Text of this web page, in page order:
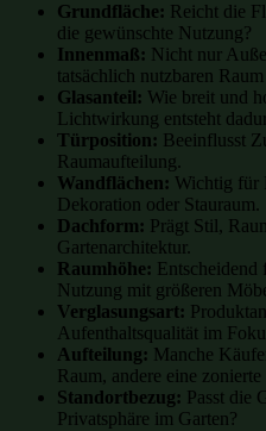
Grundfläche: Reicht die
die gewünschte Nutzung?
Innenmaß: Nicht nur
tatsächlich nutzbaren
Glasanteil: Wie breit und
Lichtwirkung entsteht
Türposition: Beeinflusst
Raumaufteilung.
Wandflächen: Wichtig für
Dekoration oder Stauraum.
Dachform: Prägt Stil,
Gartenarchitektur.
Raumhöhe:
Nutzung mit größeren
Verglasungsart:
Aufenthaltsqualität im
Aufteilung: Manche
Raum, andere eine
Standortbezug: Passt die
Privatsphäre im Garten?